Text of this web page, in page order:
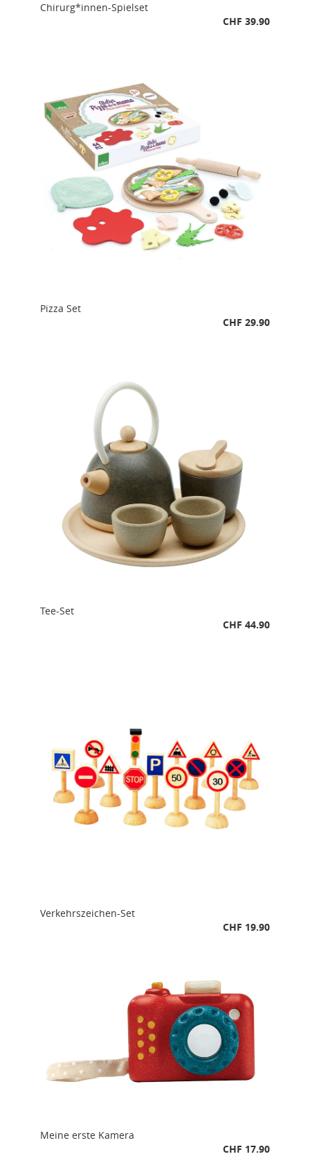
Chirurg*innen-Spielset
CHF 39.90
Pizza Set
CHF 29.90
Tee-Set
CHF 44.90
Verkehrszeichen-Set
CHF 19.90
Meine erste Kamera
CHF 17.90